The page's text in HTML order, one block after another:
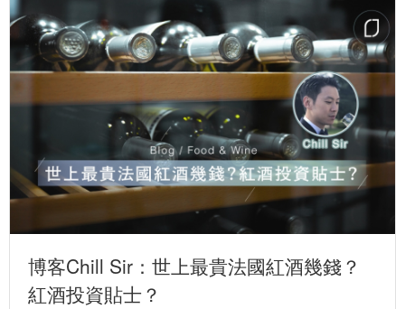
博客Chill Sir：世上最貴法國紅酒幾錢？
紅酒投資貼士？